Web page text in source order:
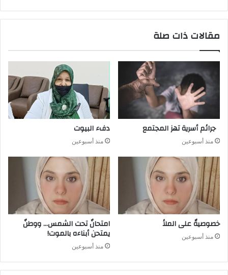
مقالات ذات صلة
جرائم أسرية تهز المجتمع
منذ أسبوعين
دفء البيوت
منذ أسبوعين
خصوصيةٌ على الملأ
منذ أسبوعين
امتحانٌ تحت الشمس… ووطنٌ
يمتحن أبناءه بالموت!
منذ أسبوعين